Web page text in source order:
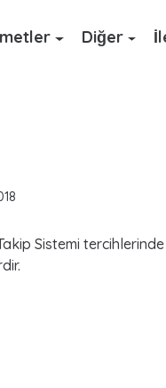
Diğer
Sistemi